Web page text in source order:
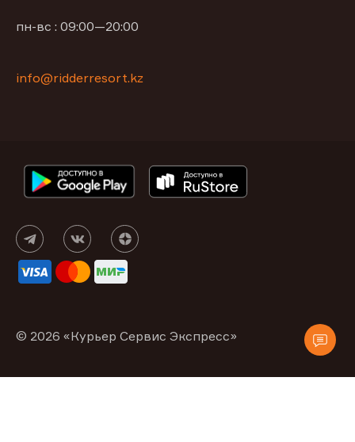
пн-вс : 09:00—20:00
info@ridderresort.kz
© 2026 «Курьер Сервис Экспресс»